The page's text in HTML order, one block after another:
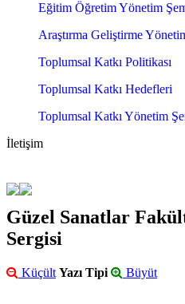
Eğitim Öğretim Yönetim
Araştırma Geliştirme
Toplumsal Katkı Politikası
Toplumsal Katkı Hedefleri
Toplumsal Katkı Yönetim
İletişim
Güzel Sanatlar
Sergisi
Küçült Yazı Tipi Büyüt